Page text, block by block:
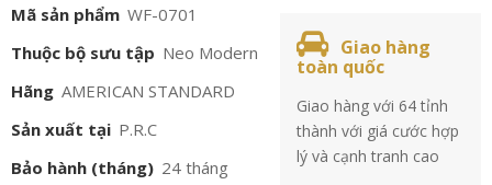
Mã sản phẩm WF-0701
Thuộc bộ sưu tập Neo Modern
Hãng AMERICAN STANDARD
Sản xuất tại P.R.C
Bảo hành (tháng) 24 tháng
Giao hàng
toàn quốc
Giao hàng với 64 tỉnh
thành với giá cước hợp
lý và cạnh tranh cao